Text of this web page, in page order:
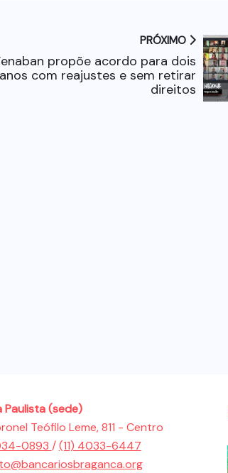
PRÓXIMO
propõe acordo para dois
anos com reajustes e sem retirar
direitos
Paulista (sede)
Teófilo Leme, 811 - Centro
0893 /(11) 4033-6447